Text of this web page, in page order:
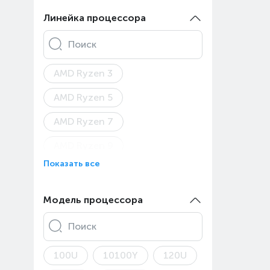
Asus ROG Zephyrus G16
Asus TUF Gaming A15
Asus TUF Gaming A16
Asus TUF Gaming F16
Asus TUF Gaming
Asus V16
Asus Vivobook 15
Asus Vivobook 16X
Линейка процессора
Поиск
AMD Ryzen 3
AMD Ryzen 5
AMD Ryzen 7
AMD Ryzen AI 5
Apple A18 Pro
Apple M2 Max
Apple M2 Pro Apple M3
Показать все
Модель процессора
Поиск
100U 10100Y 120U